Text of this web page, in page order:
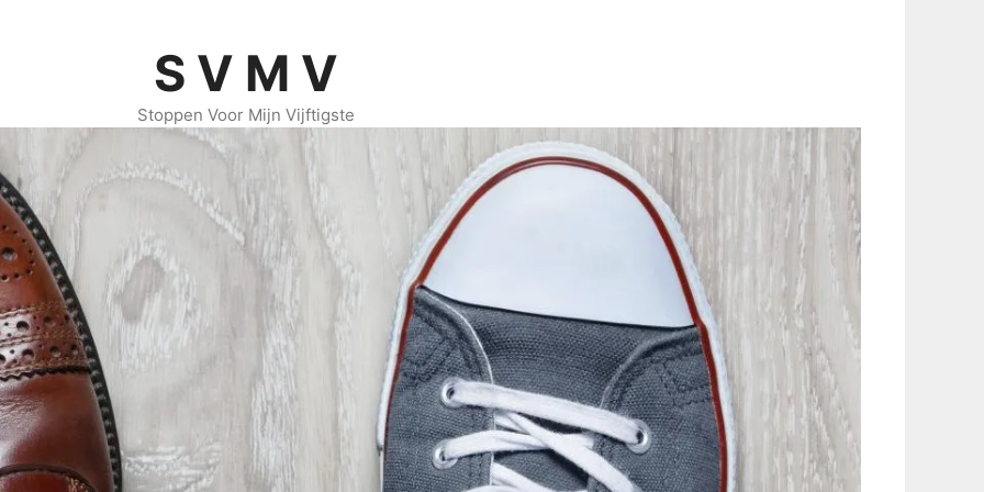
S V M V
Stoppen Voor Mijn Vijftigste